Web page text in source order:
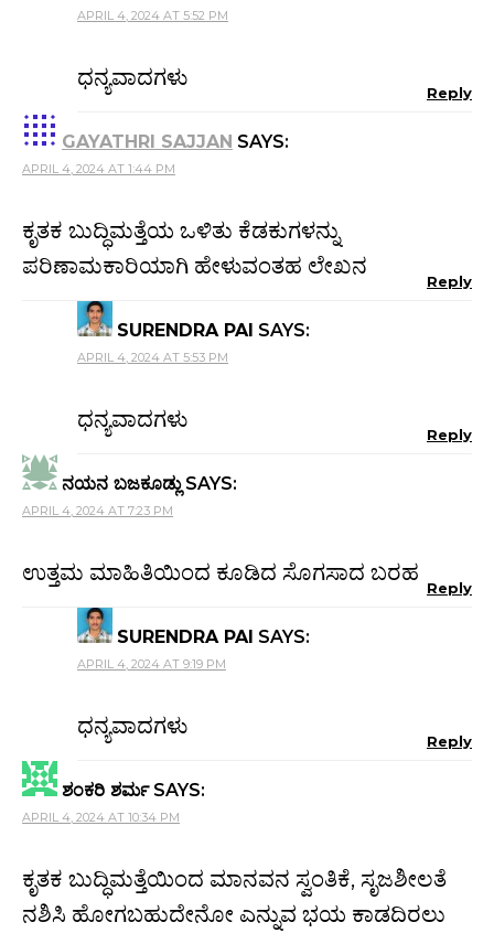
APRIL 4, 2024 AT 5:52 PM
ಧನ್ಯವಾದಗಳು
Reply
GAYATHRI SAJJAN SAYS:
APRIL 4, 2024 AT 1:44 PM
ಕೃತಕ ಬುದ್ಧಿಮತ್ತೆಯ ಒಳಿತು ಕೆಡಕುಗಳನ್ನು
ಪರಿಣಾಮಕಾರಿಯಾಗಿ ಹೇಳುವಂತಹ ಲೇಖನ
Reply
SURENDRA PAI SAYS:
APRIL 4, 2024 AT 5:53 PM
ಧನ್ಯವಾದಗಳು
Reply
ನಯನ ಬಜಕೂಡ್ಲು SAYS:
APRIL 4, 2024 AT 7:23 PM
ಉತ್ತಮ ಮಾಹಿತಿಯಿಂದ ಕೂಡಿದ ಸೊಗಸಾದ ಬರಹ
Reply
SURENDRA PAI SAYS:
APRIL 4, 2024 AT 9:19 PM
ಧನ್ಯವಾದಗಳು
Reply
ಶಂಕರಿ ಶರ್ಮ SAYS:
APRIL 4, 2024 AT 10:34 PM
ಕೃತಕ ಬುದ್ಧಿಮತ್ತೆಯಿಂದ ಮಾನವನ ಸ್ವಂತಿಕೆ, ಸೃಜಶೀಲತೆ
ನಶಿಸಿ ಹೋಗಬಹುದೇನೋ ಎನ್ನುವ ಭಯ ಕಾಡದಿರಲು